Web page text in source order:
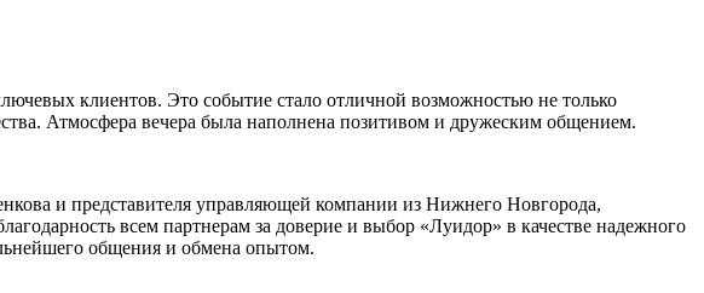
клиентов. Это событие стало отличной возможностью не только
Атмосфера вечера была наполнена позитивом и дружеским общением.
и представителя управляющей компании из Нижнего Новгорода,
всем партнерам за доверие и выбор «Луидор» в качестве надежного
общения и обмена опытом.